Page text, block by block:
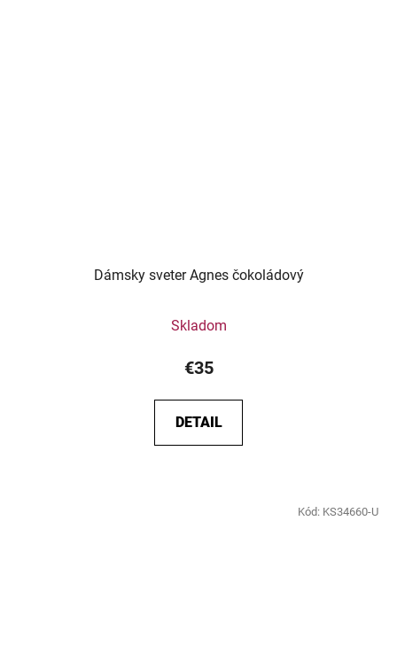
Dámsky sveter Agnes čokoládový
Skladom
€35
DETAIL
Kód: KS34660-U